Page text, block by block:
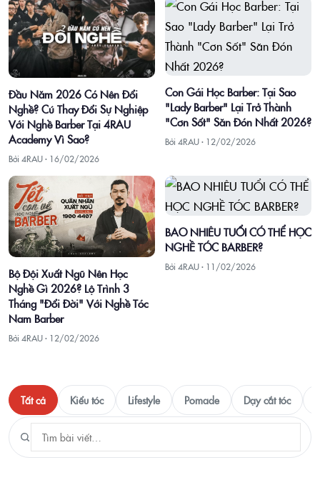
Đầu Năm 2026 Có Nên Đổi
Nghề? Cú Thay Đổi Sự Nghiệp
Với Nghề Barber Tại 4RAU
Academy Vì Sao?
Bởi 4RAU · 16/02/2026
Con Gái Học Barber: Tại Sao
"Lady Barber" Lại Trở Thành
"Cơn Sốt" Săn Đón Nhất 2026?
Bởi 4RAU · 12/02/2026
Bộ Đội Xuất Ngũ Nên Học
Nghề Gì 2026? Lộ Trình 3
Tháng "Đổi Đời" Với Nghề Tóc
Nam Barber
Bởi 4RAU · 12/02/2026
BAO NHIÊU TUỔI CÓ THỂ HỌC
NGHỀ TÓC BARBER?
Bởi 4RAU · 11/02/2026
Tất cả Kiểu tóc Lifestyle Pomade Dạy cắt tóc